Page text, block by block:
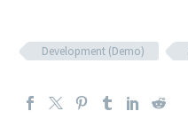
Development (Demo)